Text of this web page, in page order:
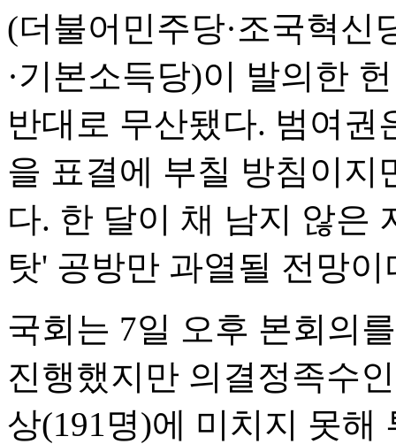
(더불어민주당·조국혁신
·기본소득당)이 발의한
반대로 무산됐다. 범여
을 표결에 부칠 방침이지
다. 한 달이 채 남지 않은
탓' 공방만 과열될 전망이
국회는 7일 오후 본회의
진행했지만 의결정족수
상(191명)에 미치지 못해